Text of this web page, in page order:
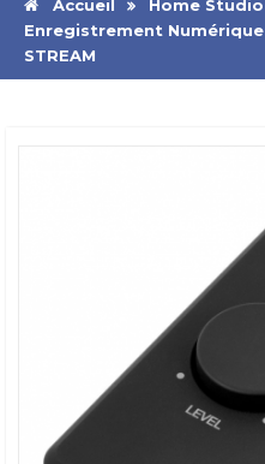
Accueil
Home Studio
Enregistrement Numérique
STREAM